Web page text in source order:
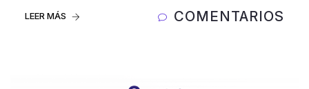
LEER MÁS COMENTARIOS